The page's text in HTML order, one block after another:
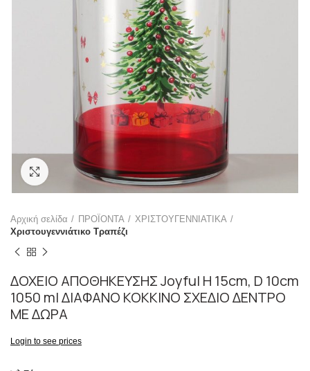
Click to enlarge
Αρχική σελίδα ΠΡΟΪΟΝΤΑ
ΧΡΙΣΤΟΥΓΕΝΝΙΑΤΙΚΑ
Χριστουγεννιάτικο Τραπέζι
ΔΟΧΕΙΟ ΑΠΟΘΗΚΕΥΣΗΣ Joyful Η 15cm, D 10cm
1050 ml ΔΙΑΦΑΝΟ ΚΟΚΚΙΝΟ ΣΧΕΔΙΟ ΔΕΝΤΡΟ
ΜΕ ΔΩΡΑ
Login to see prices